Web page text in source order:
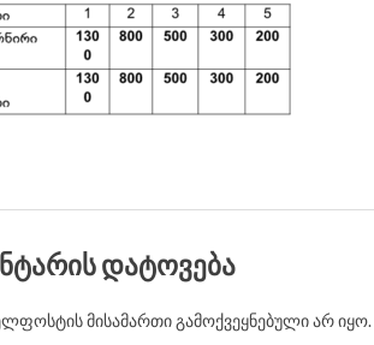
დატოვება
მისამართი გამოქვეყნებული არ იყო.